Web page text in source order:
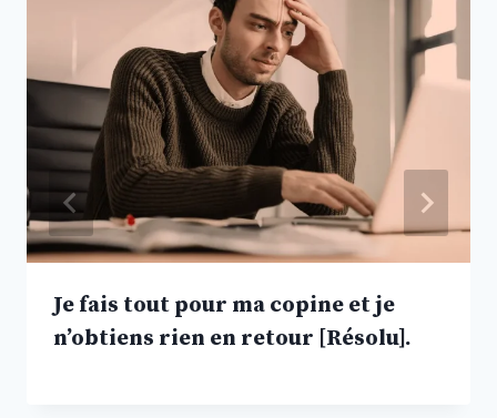
Je fais tout pour ma copine et je
n’obtiens rien en retour [Résolu].